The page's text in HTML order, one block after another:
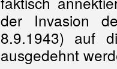
der Invasion
8.9.1943) auf
ausgedehnt